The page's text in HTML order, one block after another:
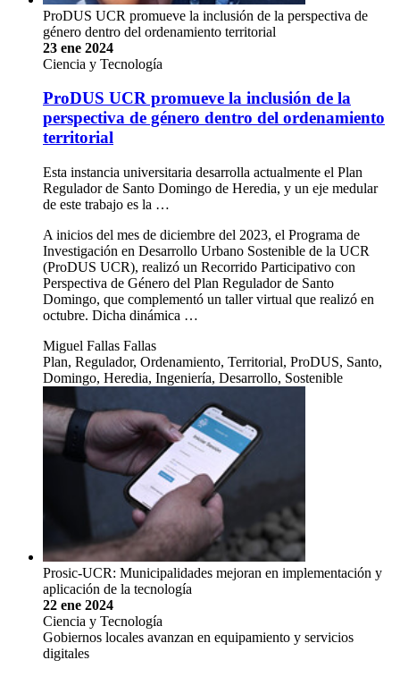
ProDUS UCR promueve la inclusión de la perspectiva de
género dentro del ordenamiento territorial
23 ene 2024
Ciencia y Tecnología
ProDUS UCR promueve la inclusión de la
perspectiva de género dentro del ordenamiento
territorial
Esta instancia universitaria desarrolla actualmente el Plan
Regulador de Santo Domingo de Heredia, y un eje medular
de este trabajo es la …
A inicios del mes de diciembre del 2023, el Programa de
Investigación en Desarrollo Urbano Sostenible de la UCR
(ProDUS UCR), realizó un Recorrido Participativo con
Perspectiva de Género del Plan Regulador de Santo
Domingo, que complementó un taller virtual que realizó en
octubre. Dicha dinámica …
Miguel Fallas Fallas
Plan, Regulador, Ordenamiento, Territorial, ProDUS, Santo,
Domingo, Heredia, Ingeniería, Desarrollo, Sostenible
Prosic-UCR: Municipalidades mejoran en implementación y
aplicación de la tecnología
22 ene 2024
Ciencia y Tecnología
Gobiernos locales avanzan en equipamiento y servicios
digitales